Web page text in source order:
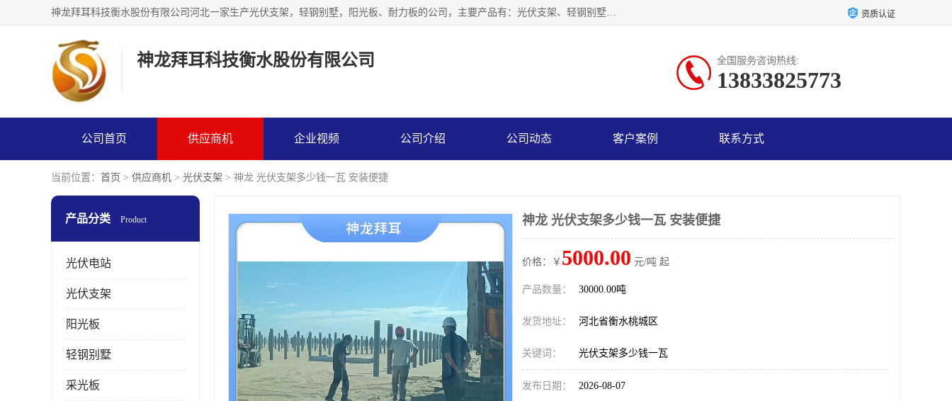
神龙拜耳科技衡水股份有限公司河北一家生产光伏支架，轻钢别墅，阳光板、耐力板的公司，主要产品有：光伏支架、轻钢别墅、阳光板、耐力板、采光板等，公司参与制定了多项标准。 资质认证
神龙拜耳科技衡水股份有限公司 全国服务咨询热线:
13833825773
公司首页 供应商机 企业视频 公司介绍 公司动态 客户案例 联系方式
当前位置： 首页 > 供应商机 > 光伏支架 > 神龙 光伏支架多少钱一瓦 安装便捷
产品分类 Product
光伏电站
光伏支架
阳光板
轻钢别墅
采光板
神龙 光伏支架多少钱一瓦 安装便捷
价格：￥ 5000.00 元/吨 起
产品数量： 30000.00吨
发货地址： 河北省衡水桃城区
关键词： 光伏支架多少钱一瓦
发布日期： 2026-08-07